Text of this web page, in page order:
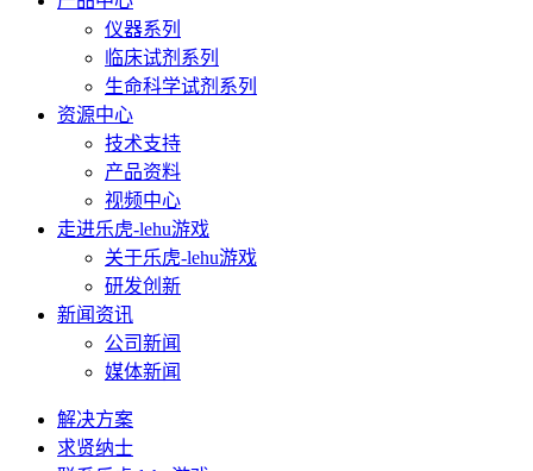
仪器系列
临床试剂系列
生命科学试剂系列
资源中心
技术支持
产品资料
视频中心
走进乐虎-lehu游戏
关于乐虎-lehu游戏
研发创新
新闻资讯
公司新闻
媒体新闻
解决方案
求贤纳士